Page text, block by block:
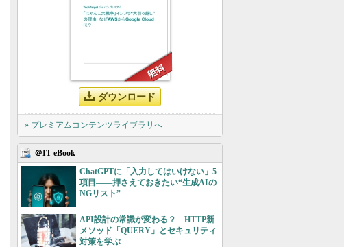
ダウンロード
» プレミアムコンテンツライブラリへ
＠IT eBook
ChatGPTに「入力してはいけない」5
項目――押さえておきたい“生成AIの
NGリスト”
API設計の常識が変わる？ HTTP新
メソッド「QUERY」とセキュリティ
対策を学ぶ